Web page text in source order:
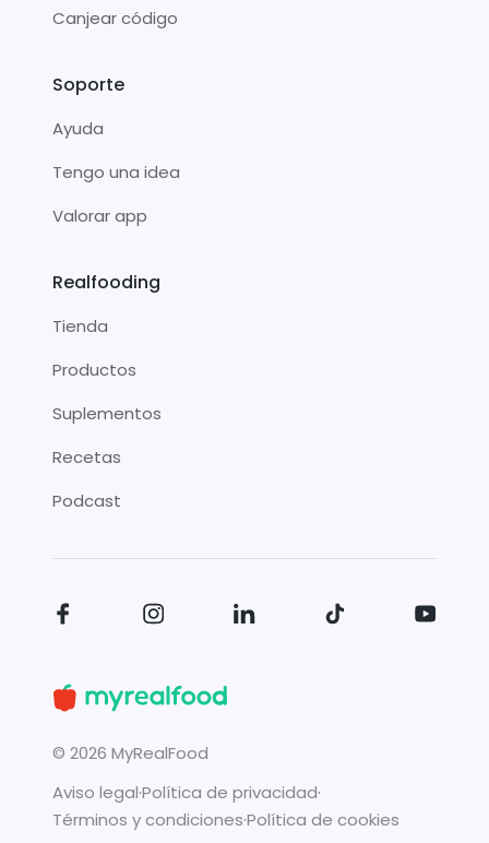
Canjear código
Soporte
Ayuda
Tengo una idea
Valorar app
Realfooding
Tienda
Productos
Suplementos
Recetas
Podcast
© 2026 MyRealFood
Aviso legal·Política de privacidad·
Términos y condiciones·Política de cookies